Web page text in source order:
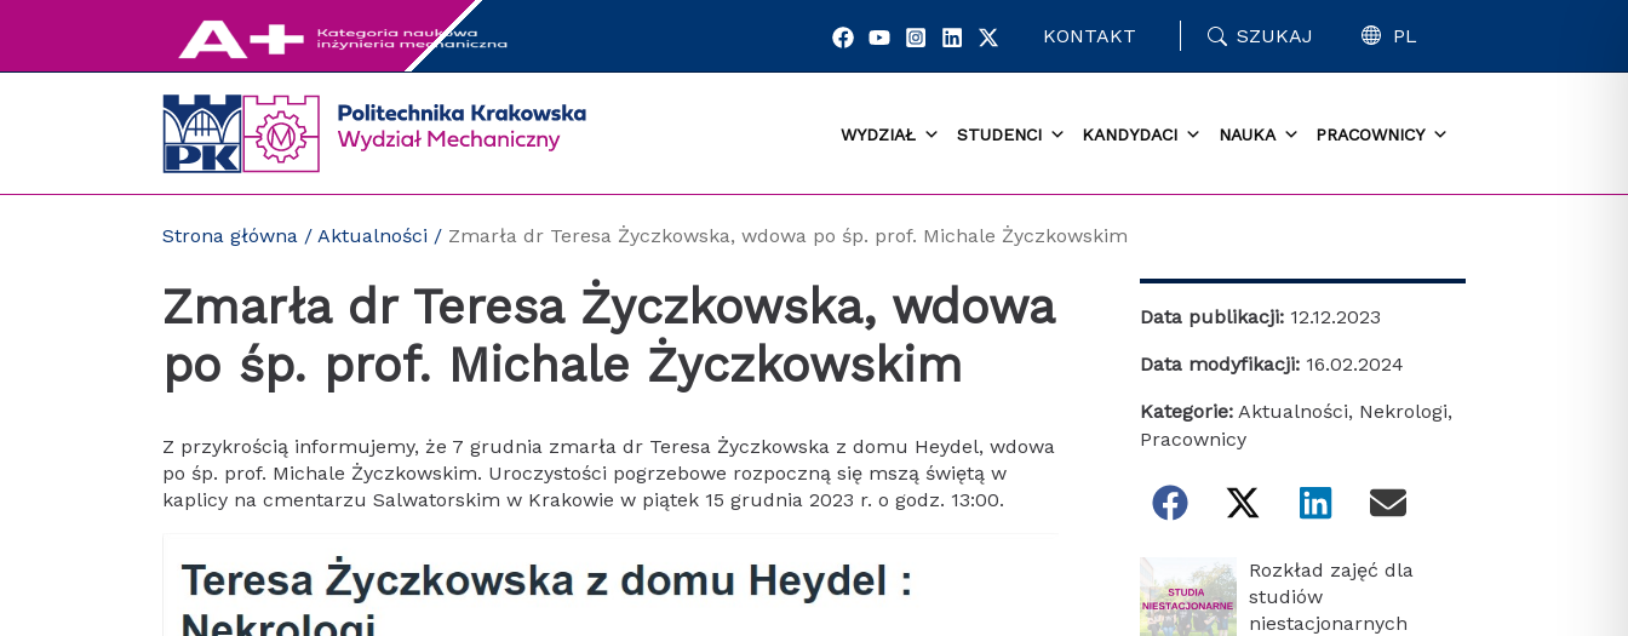
KONTAKT SZUKAJ PL
WYDZIAŁ STUDENCI KANDYDACI NAUKA PRACOWNICY
Strona główna /Aktualności / Zmarła dr Teresa Życzkowska, wdowa po śp. prof. Michale Życzkowskim
Zmarła dr Teresa Życzkowska, wdowa
po śp. prof. Michale Życzkowskim
Z przykrością informujemy, że 7 grudnia zmarła dr Teresa Życzkowska z domu Heydel, wdowa
po śp. prof. Michale Życzkowskim. Uroczystości pogrzebowe rozpoczną się mszą świętą w
kaplicy na cmentarzu Salwatorskim w Krakowie w piątek 15 grudnia 2023 r. o godz. 13:00.
Data publikacji: 12.12.2023
Data modyfikacji: 16.02.2024
Kategorie: Aktualności, Nekrologi,
Pracownicy
Rozkład zajęć dla
studiów
niestacjonarnych